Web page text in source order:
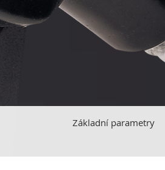
Základní parametry